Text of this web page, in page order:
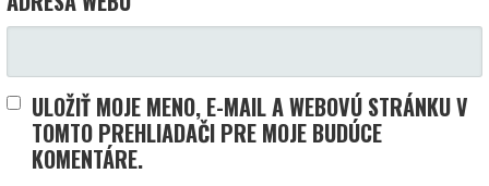
ULOŽIŤ MOJE MENO, E-MAIL A WEBOVÚ STRÁNKU V
TOMTO PREHLIADAČI PRE MOJE BUDÚCE
KOMENTÁRE.